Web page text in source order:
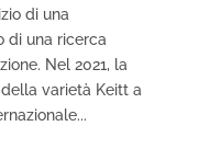
di una
di una ricerca
Nel 2021, la
varietà Keitt a